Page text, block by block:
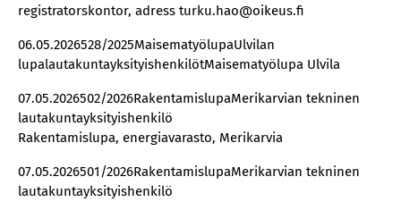
registratorskontor, adress turku.hao@oikeus.fi
06.05.2026528/2025MaisematyölupaUlvilan
lupalautakuntayksityishenkilötMaisematyölupa Ulvila
07.05.2026502/2026RakentamislupaMerikarvian tekninen
lautakuntayksityishenkilö
Rakentamislupa, energiavarasto, Merikarvia
07.05.2026501/2026RakentamislupaMerikarvian tekninen
lautakuntayksityishenkilö